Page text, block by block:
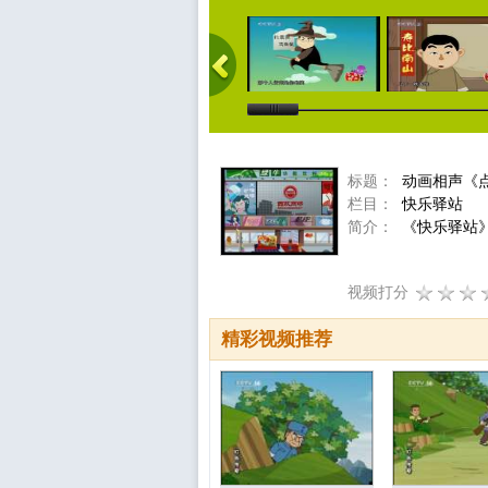
标题：
动画相声《
栏目：
快乐驿站
简介：
《快乐驿
视频打分
精彩视频推荐